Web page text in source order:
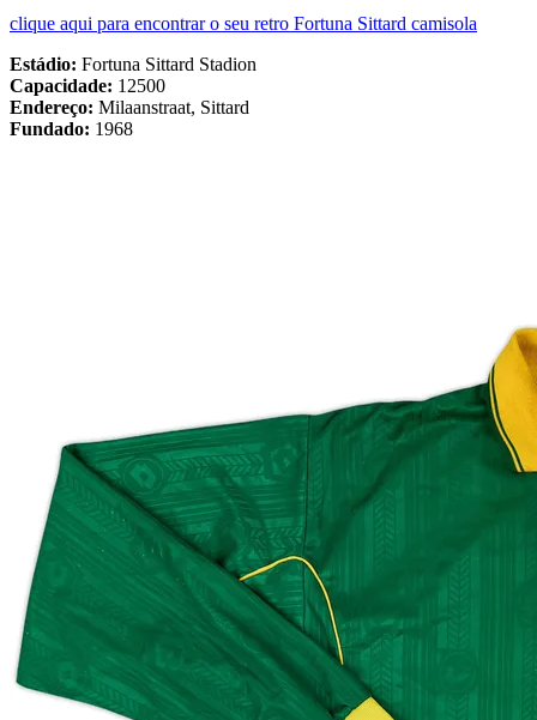
clique aqui para encontrar o seu retro Fortuna Sittard camisola
Estádio: Fortuna Sittard Stadion
Capacidade: 12500
Endereço: Milaanstraat, Sittard
Fundado: 1968